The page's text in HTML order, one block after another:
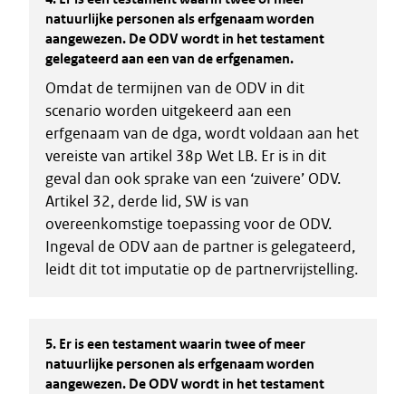
natuurlijke personen als erfgenaam worden
aangewezen. De ODV wordt in het testament
gelegateerd aan een van de erfgenamen.
Omdat de termijnen van de ODV in dit
scenario worden uitgekeerd aan een
erfgenaam van de dga, wordt voldaan aan het
vereiste van artikel 38p Wet LB. Er is in dit
geval dan ook sprake van een ‘zuivere’ ODV.
Artikel 32, derde lid, SW is van
overeenkomstige toepassing voor de ODV.
Ingeval de ODV aan de partner is gelegateerd,
leidt dit tot imputatie op de partnervrijstelling.
5. Er is een testament waarin twee of meer
natuurlijke personen als erfgenaam worden
aangewezen. De ODV wordt in het testament